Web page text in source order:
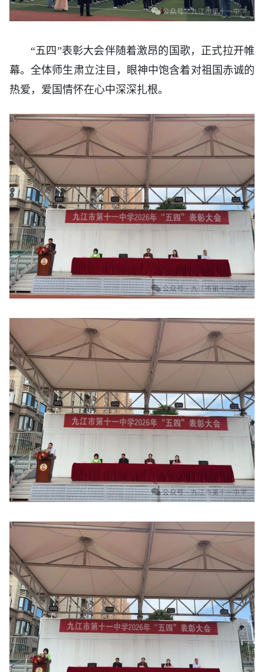
“五四”表彰大会伴随着激昂的国歌，正式拉开帷
幕。全体师生肃立注目，眼神中饱含着对祖国赤诚的
热爱，爱国情怀在心中深深扎根。